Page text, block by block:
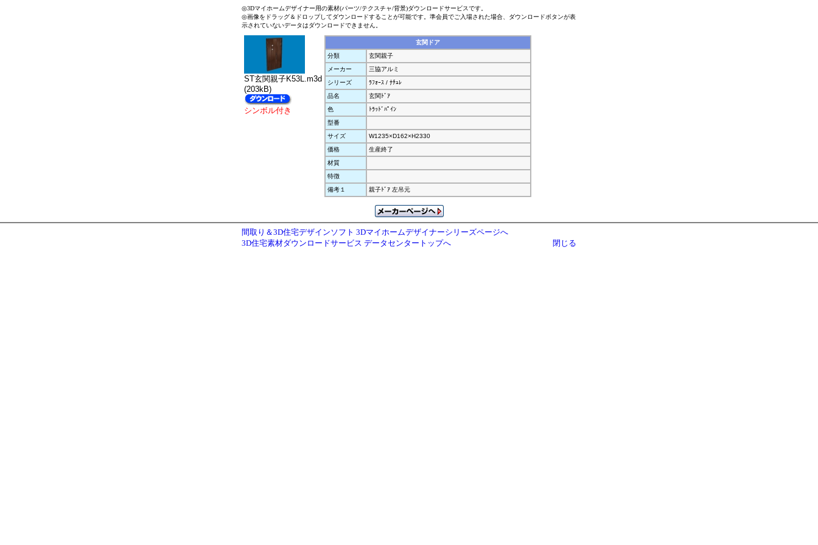
◎3Dマイホームデザイナー用の素材(パーツ/テクスチャ/背景)ダウンロードサービスです。
◎画像をドラッグ＆ドロップしてダウンロードすることが可能です。準会員でご入場された場合、ダウンロードボタンが表
示されていないデータはダウンロードできません。
ST玄関親子K53L.m3d
(203kB)
シンボル付き
玄関ドア
分類
玄関親子
メーカー
三協アルミ
シリーズ
ﾗﾌｫｰｽ / ﾅﾁｭﾚ
品名
玄関ﾄﾞｱ
色
ﾄﾗｯﾄﾞﾊﾟｲﾝ
型番
サイズ
W1235×D162×H2330
価格
生産終了
材質
特徴
備考１
親子ﾄﾞｱ 左吊元
間取り＆3D住宅デザインソフト 3Dマイホームデザイナーシリーズページへ
3D住宅素材ダウンロードサービス データセンタートップへ
閉じる